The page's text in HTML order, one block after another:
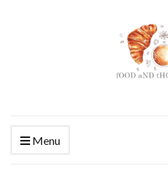
Menu